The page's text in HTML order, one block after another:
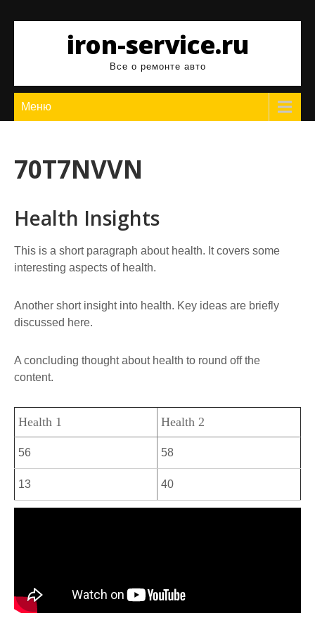
содержимомуiron-service.ru
Все о ремонте авто
Меню
70T7NVVN
Health Insights
This is a short paragraph about health. It covers some
interesting aspects of health.
Another short insight into health. Key ideas are briefly
discussed here.
A concluding thought about health to round off the
content.
Health 1 Health 2
56 58
13 40